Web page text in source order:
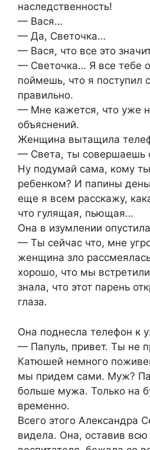
наследственность!
— Вася…
— Да, Светочка…
— Вася, что все это
— Светочка… Я все тебе
поймешь, что я поступил
правильно.
— Мне кажется, что уже
объяснений.
Женщина вытащила
— Света, ты совершаешь
Ну подумай сама, кому
ребенком? И папины
еще я всем расскажу,
что гулящая, пьющая…
Она в изумлении
— Ты сейчас что, мне
женщина зло
хорошо, что мы
знала, что этот парень
глаза.
Она поднесла телефон к
— Папуль, привет. Ты не
Катюшей немного
мы придем сами. Муж?
больше мужа. Только на
временно.
Всего этого Александра
видела. Она, оставив всю